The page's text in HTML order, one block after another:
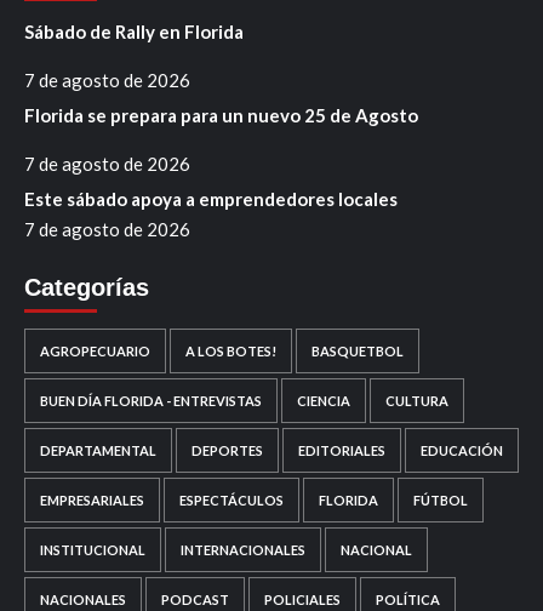
Sábado de Rally en Florida
7 de agosto de 2026
Florida se prepara para un nuevo 25 de Agosto
7 de agosto de 2026
Este sábado apoya a emprendedores locales
7 de agosto de 2026
Categorías
AGROPECUARIO A LOS BOTES! BASQUETBOL
BUEN DÍA FLORIDA - ENTREVISTAS CIENCIA CULTURA
DEPARTAMENTAL DEPORTES EDITORIALES EDUCACIÓN
EMPRESARIALES ESPECTÁCULOS FLORIDA FÚTBOL
INSTITUCIONAL INTERNACIONALES NACIONAL
NACIONALES PODCAST POLICIALES POLÍTICA